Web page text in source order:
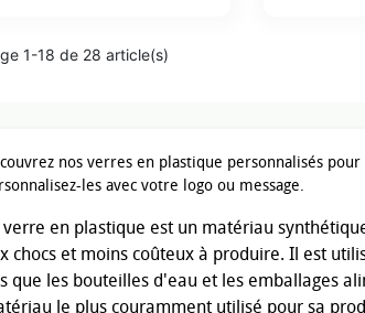
nos verres en plastique personnalisés
les avec votre logo ou message.
verre en plastique est un matériau
chocs et moins coûteux à produire. Il est
que les bouteilles d'eau et les emballages
le plus couramment utilisé pour sa
1-18 de 28 article(s)